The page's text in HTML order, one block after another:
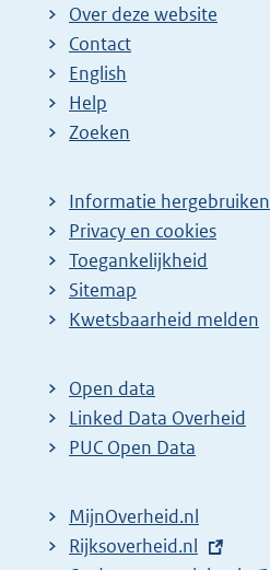
Over deze website
Contact
English
Help
Zoeken
Informatie hergebruiken
Privacy en cookies
Toegankelijkheid
Sitemap
E
t
e
r
l
i
Kwetsbaarheid melden
Open data
Linked Data Overheid
PUC Open Data
MijnOverheid.nl
E
Rijksoverheid.nl